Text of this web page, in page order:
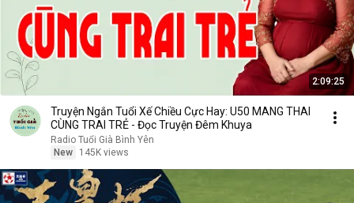
2:09:25
Truyện Ngắn Tuổi Xế Chiều Cực Hay: U50 MANG THAI
CÙNG TRAI TRẺ - Đọc Truyện Đêm Khuya
Radio Tuổi Già Bình Yên
New
145K views